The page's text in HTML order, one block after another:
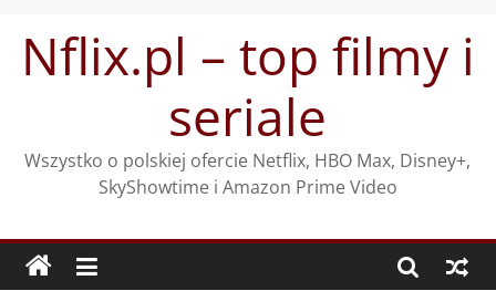
treściNflix.pl – top filmy i
seriale
Wszystko o polskiej ofercie Netflix, HBO Max, Disney+,
SkyShowtime i Amazon Prime Video